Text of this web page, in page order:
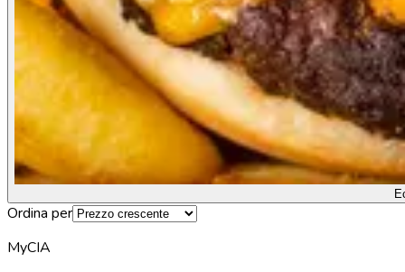
Ordina per
MyCIA